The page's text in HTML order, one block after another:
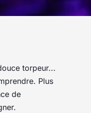
torpeur...
Plus
de